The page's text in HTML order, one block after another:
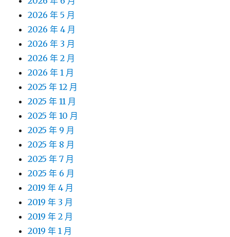
2026 年 5 月
2026 年 4 月
2026 年 3 月
2026 年 2 月
2026 年 1 月
2025 年 12 月
2025 年 11 月
2025 年 10 月
2025 年 9 月
2025 年 8 月
2025 年 7 月
2025 年 6 月
2019 年 4 月
2019 年 3 月
2019 年 2 月
2019 年 1 月